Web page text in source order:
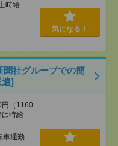
時給
気になる！
聞社グループでの簡
]
（1160
時給
車通勤